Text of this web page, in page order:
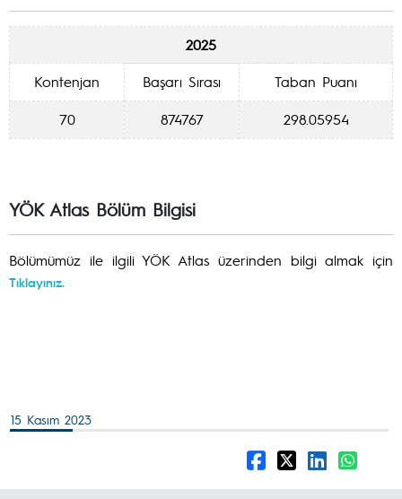
2025
Kontenjan
Başarı Sırası
Taban Puanı
70
874767 298.05954
YÖK Atlas Bölüm Bilgisi
Bölümümüz ile ilgili YÖK Atlas üzerinden bilgi almak için
Tıklayınız.
15 Kasım 2023